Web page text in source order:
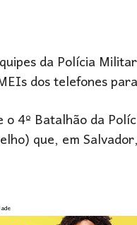
da Polícia
dos telefones
4º Batalhão da
que, em